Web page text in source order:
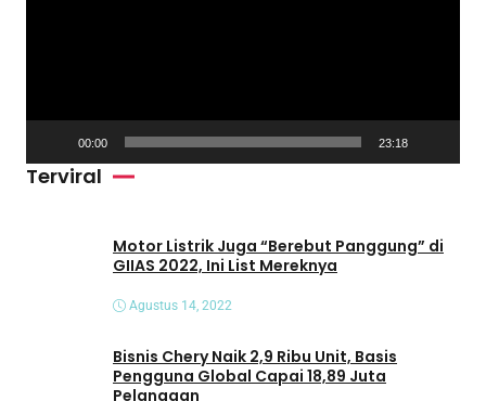
d
00:00 23:18
Terviral
Motor Listrik Juga “Berebut Panggung” di
GIIAS 2022, Ini List Mereknya
Agustus 14, 2022
Bisnis Chery Naik 2,9 Ribu Unit, Basis
Pengguna Global Capai 18,89 Juta
Pelanggan